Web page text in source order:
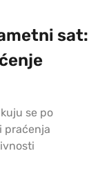
sat:
se po
praćenja